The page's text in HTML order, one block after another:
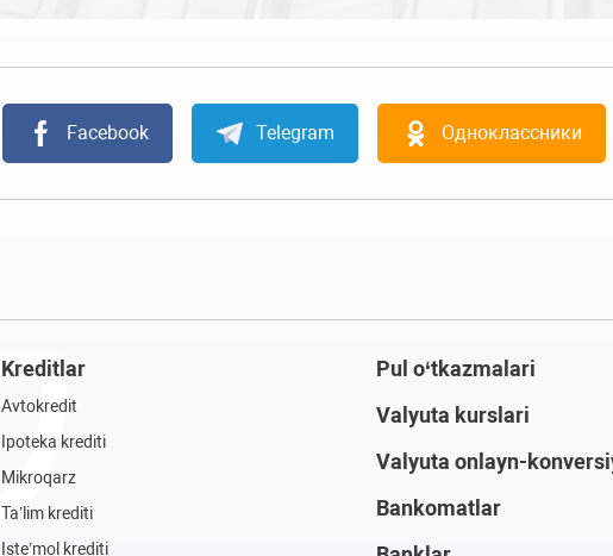
Facebook Telegram Одноклассники
Kreditlar
Avtokredit
Ipoteka krediti
Mikroqarz
Ta’lim krediti
Iste’mol krediti
Pul o‘tkazmalari
Valyuta kurslari
Valyuta onlayn-
Bankomatlar